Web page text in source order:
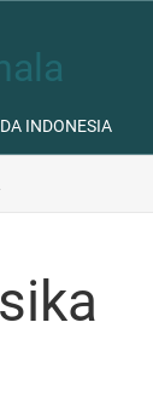
INDONESIA